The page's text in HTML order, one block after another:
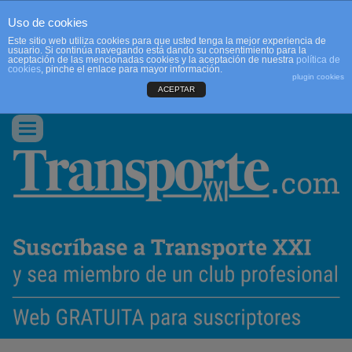
CONTACTO
Conmutar
navegación
Uso de cookies
Este sitio web utiliza cookies para que usted tenga la mejor experiencia de
usuario. Si continúa navegando está dando su consentimiento para la
aceptación de las mencionadas cookies y la aceptación de nuestra política de
cookies, pinche el enlace para mayor información.
plugin cookies
ACEPTAR